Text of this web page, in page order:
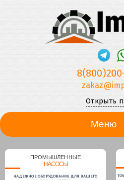
Открыть
Меню
ПРОМЫШЛЕННЫЕ
НАСОСЫ
НАДЕЖНОЕ ОБОРУДОВАНИЕ ДЛЯ ВАШЕГО